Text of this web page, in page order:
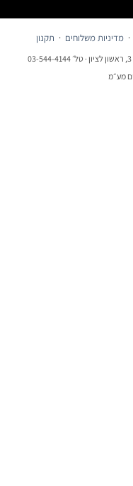
משלוחים·תקנון